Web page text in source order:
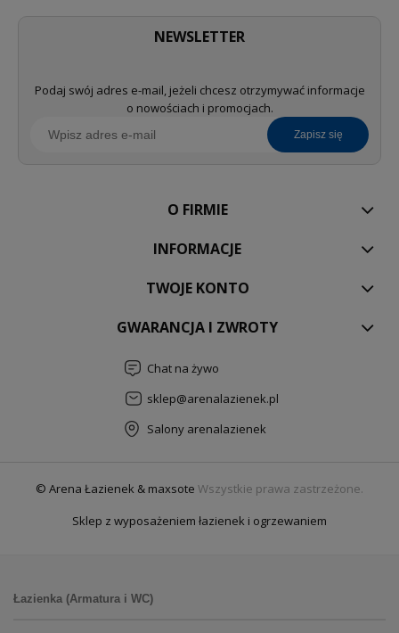
NEWSLETTER
Podaj swój adres e-mail, jeżeli chcesz otrzymywać informacje
o nowościach i promocjach.
zapisz się
O FIRMIE
INFORMACJE
TWOJE KONTO
GWARANCJA I ZWROTY
Chat na żywo
sklep@arenalazienek.pl
Salony arenalazienek
© Arena Łazienek & maxsote Wszystkie prawa zastrzeżone.
Sklep z wyposażeniem łazienek i ogrzewaniem
Łazienka (Armatura i WC)